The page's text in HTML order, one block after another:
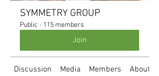
SYMMETRY GROUP
Public · 115 members
Join
Discussion Media Members About